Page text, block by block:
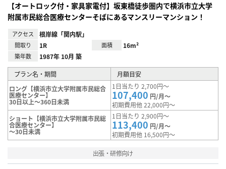
【オートロック付・家具家電付】坂東橋徒歩圏内で横浜市立大学
附属市民総合医療センターそばにあるマンスリーマンション！
アクセス 根岸線「関内駅」
間取り 1R 面積 16m²
築年数 1987年 10月 築
プラン名・期間
月額目安
ロング【横浜市立大学附属市民総合
医療センター】
30日以上～360日未満
1日当たり 2,700円～
107,400 円/月～
初期費用他 22,000円～
ショート【横浜市立大学附属市民総
合医療センター】
～30日未満
1日当たり 2,900円～
113,400 円/月～
初期費用他 16,500円～
出張・研修向け